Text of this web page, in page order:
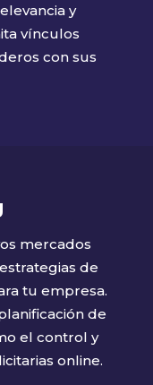
y
vínculos
con sus
mercados
de
tu empresa.
de
el control y
online.